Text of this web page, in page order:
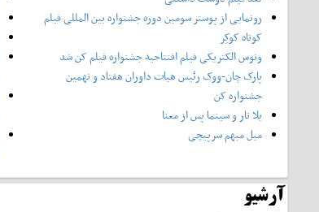
رونمایی از پوستر‌ سومین دوره جشنواره بین المللی فیلم
کوتاه کوکِر
ونوس الکتریکی فیلم افتتاحیه جشنواره فیلم کن شد
پارک چان-ووک رئیس هیات داوران هفتاد و نهمین
جشنواره کن
بلا تار و سینما پس از معنا
میل مبهم سرپیچی
آرشیو